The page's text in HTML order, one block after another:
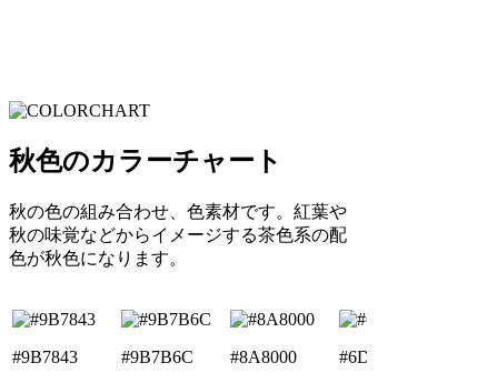
秋色のカラーチャート
秋の色の組み合わせ、色素材です。紅葉や
秋の味覚などからイメージする茶色系の配
色が秋色になります。
#9B7843
#9B7B6C
#8A8000
#6D3F00